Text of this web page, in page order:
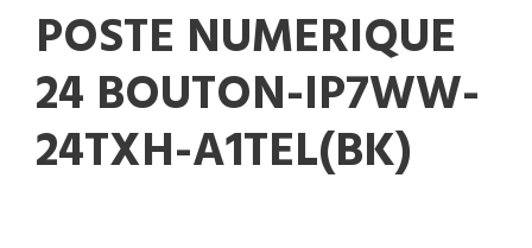
POSTE NUMERIQUE
24 BOUTON-IP7WW-
24TXH-A1TEL(BK)